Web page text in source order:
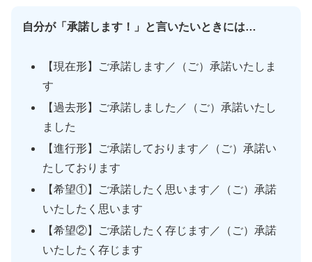
自分が「承諾します！」と言いたいときには…
【現在形】ご承諾します／（ご）承諾いたしま
す
【過去形】ご承諾しました／（ご）承諾いたし
ました
【進行形】ご承諾しております／（ご）承諾い
たしております
【希望①】ご承諾したく思います／（ご）承諾
いたしたく思います
【希望②】ご承諾したく存じます／（ご）承諾
いたしたく存じます